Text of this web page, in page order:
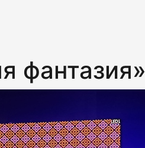
фантазия»